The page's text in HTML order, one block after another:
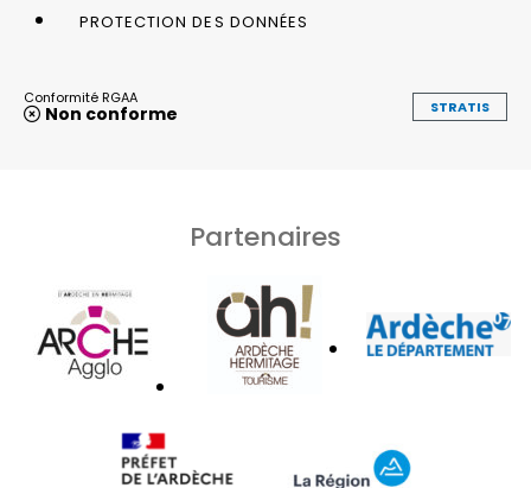
PROTECTION DES DONNÉES
Conformité RGAA
Non conforme STRATIS
Partenaires